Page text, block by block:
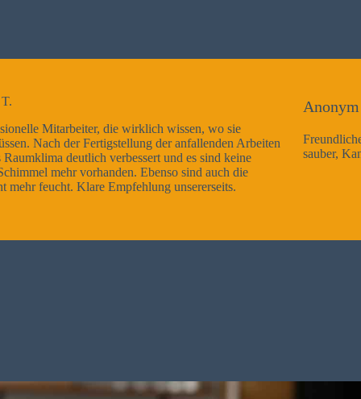
sie
Arbeiten
die
Freundliche Mitarbeiter, Arbeitsausführung sehr gut
sauber, Kann ich nur weiterempfehlen